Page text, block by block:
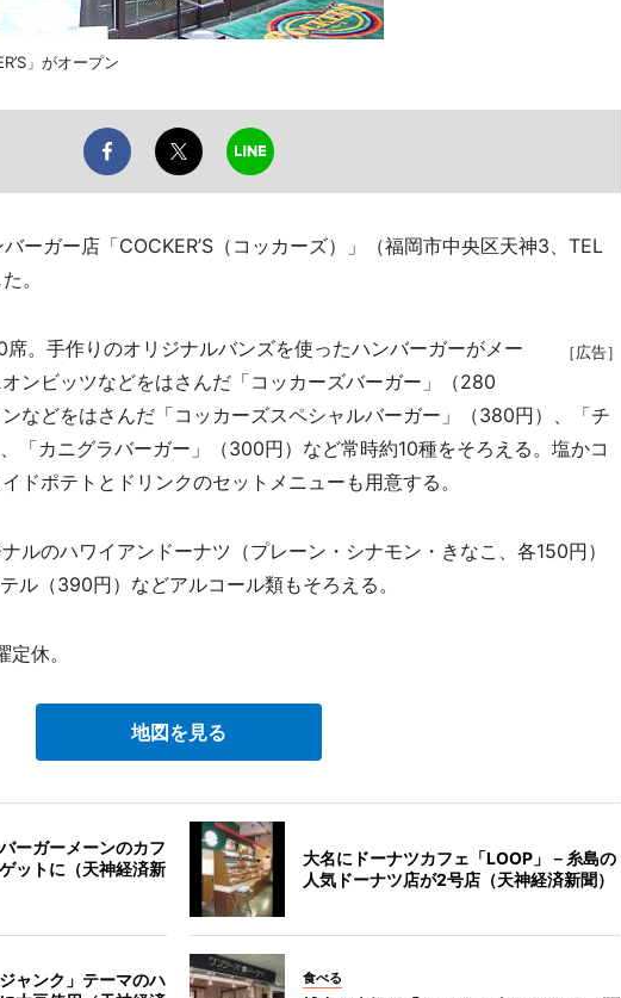
」がオープン
ーガー店「COCKER’S（コッカーズ）」（福岡市中央区天神3、TEL
。
［広告］
。手作りのオリジナルバンズを使ったハンバーガーがメー
ンビッツなどをはさんだ「コッカーズバーガー」（280
などをはさんだ「コッカーズスペシャルバーガー」（380円）、「チ
「カニグラバーガー」（300円）など常時約10種をそろえる。塩かコ
ドポテトとドリンクのセットメニューも用意する。
ルのハワイアンドーナツ（プレーン・シナモン・きなこ、各150円）
ル（390円）などアルコール類もそろえる。
休。
地図を見る
ーガーメーンのカフ
ットに（天神経済新
大名にドーナツカフェ「LOOP」－糸島の
人気ドーナツ店が2号店（天神経済新聞）
ャンク」テーマのハ
食べる